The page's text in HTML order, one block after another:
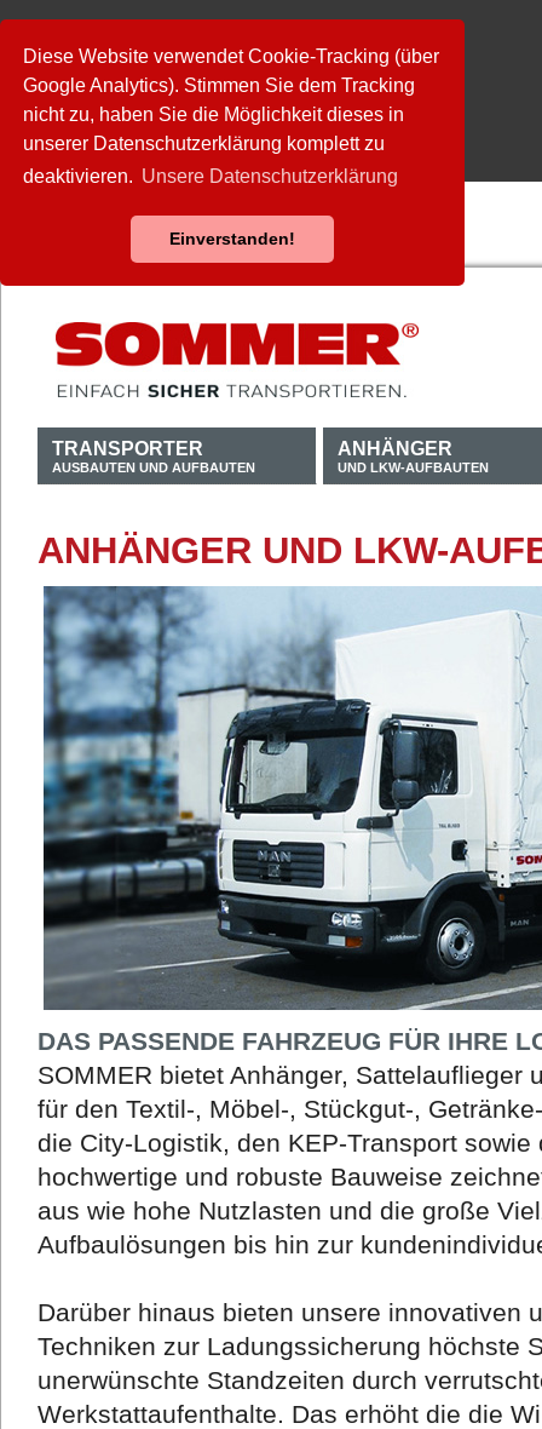
Diese Website verwendet Cookie-Tracking (über
Google Analytics). Stimmen Sie dem Tracking
nicht zu, haben Sie die Möglichkeit dieses in
unserer Datenschutzerklärung komplett zu
deaktivieren. Unsere Datenschutzerklärung
Einverstanden!
TRANSPORTER
AUSBAUTEN UND AUFBAUTEN
ANHÄNGER
UND LKW-AUFBAUTEN
ANHÄNGER UND LKW-
DAS PASSENDE FAHRZEUG FÜR IHRE
SOMMER bietet Anhänger, Sattelauflieger
für den Textil-, Möbel-, Stückgut-,
die City-Logistik, den KEP-Transport
hochwertige und robuste Bauweise
aus wie hohe Nutzlasten und die große
Aufbaulösungen bis hin zur
Darüber hinaus bieten unsere innovativen
Techniken zur Ladungssicherung höchste
unerwünschte Standzeiten durch
Werkstattaufenthalte. Das erhöht die die